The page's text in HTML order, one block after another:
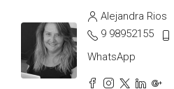
Alejandra Rios
9 98952155
WhatsApp